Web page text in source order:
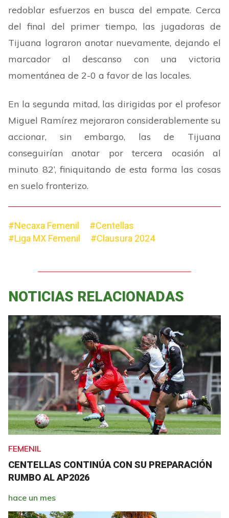
redoblar esfuerzos en busca del empate. Cerca
del final del primer tiempo, las jugadoras de
Tijuana lograron anotar nuevamente, dejando el
marcador al descanso con una victoria
momentánea de 2-0 a favor de las locales.
En la segunda mitad, las dirigidas por el profesor
Miguel Ramírez mejoraron considerablemente su
accionar, sin embargo, las de Tijuana
conseguirían anotar por tercera ocasión al
minuto 82’, finiquitando de esta forma las cosas
en suelo fronterizo.
#Necaxa Femenil
#Centellas
#Liga MX Femenil
#Clausura 2024
NOTICIAS RELACIONADAS
FEMENIL
CENTELLAS CONTINÚA CON SU PREPARACIÓN
RUMBO AL AP2026
hace un mes